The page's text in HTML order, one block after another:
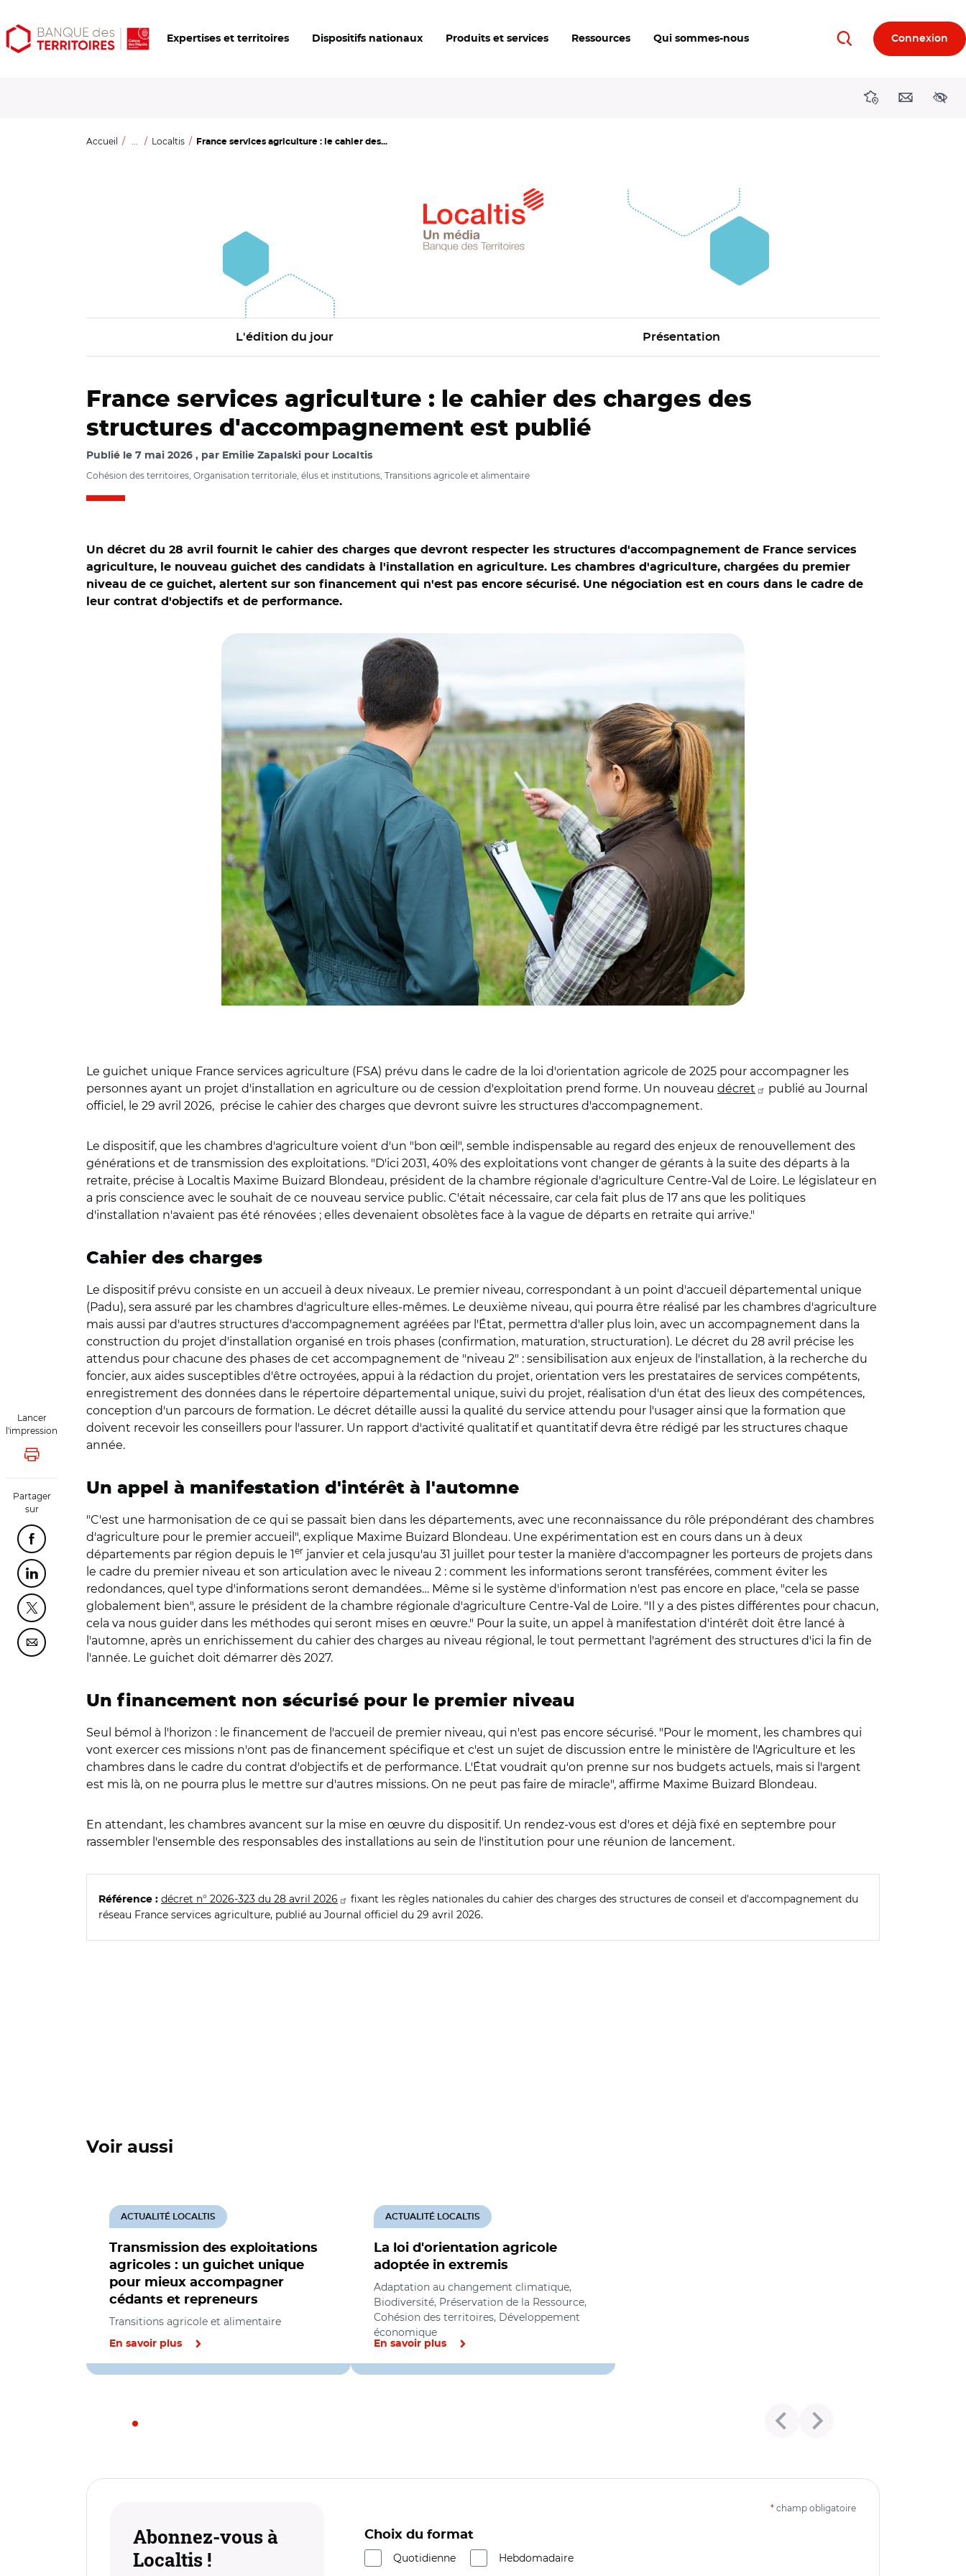
Aller
au
Aller
au
Ouvrir
les
Expertises et territoires Dispositifs nationaux Produits et services Ressources Qui sommes-nous RechercherConnexion
DirectionsContact
Accueil ... Localtis France services agriculture : le cahier des...
L'édition du jour Présentation
Lancer
l'impression
Lancer l'impression
Partager
sur
Partager cette page sur Facebook
Partager cette page sur Linkedin
Partager cette page sur Twitter
Partager cette page sur Courriel
France services agriculture : le cahier des charges des
structures d'accompagnement est publié
Publié le 7 mai 2026 par Emilie Zapalski pour Localtis
Cohésion des territoires, Organisation territoriale, élus et institutions, Transitions agricole et alimentaire
Un décret du 28 avril fournit le cahier des charges que devront respecter les structures d'accompagnement de France services
agriculture, le nouveau guichet des candidats à l'installation en agriculture. Les chambres d'agriculture, chargées du premier
niveau de ce guichet, alertent sur son financement qui n'est pas encore sécurisé. Une négociation est en cours dans le cadre de
leur contrat d'objectifs et de performance.
Le guichet unique France services agriculture (FSA) prévu dans le cadre de la loi d'orientation agricole de 2025 pour accompagner les
personnes ayant un projet d'installation en agriculture ou de cession d'exploitation prend forme. Un nouveau décret
publié au Journal
officiel, le 29 avril 2026, précise le cahier des charges que devront suivre les structures d'accompagnement.
Le dispositif, que les chambres d'agriculture voient d'un "bon œil", semble indispensable au regard des enjeux de renouvellement des
générations et de transmission des exploitations. "D'ici 2031, 40% des exploitations vont changer de gérants à la suite des départs à la
retraite, précise à Localtis Maxime Buizard Blondeau, président de la chambre régionale d'agriculture Centre-Val de Loire. Le législateur en
a pris conscience avec le souhait de ce nouveau service public. C'était nécessaire, car cela fait plus de 17 ans que les politiques
d'installation n'avaient pas été rénovées ; elles devenaient obsolètes face à la vague de départs en retraite qui arrive."
Cahier des charges
Le dispositif prévu consiste en un accueil à deux niveaux. Le premier niveau, correspondant à un point d'accueil départemental unique
(Padu), sera assuré par les chambres d'agriculture elles-mêmes. Le deuxième niveau, qui pourra être réalisé par les chambres d'agriculture
mais aussi par d'autres structures d'accompagnement agréées par l'État, permettra d'aller plus loin, avec un accompagnement dans la
construction du projet d'installation organisé en trois phases (confirmation, maturation, structuration). Le décret du 28 avril précise les
attendus pour chacune des phases de cet accompagnement de "niveau 2" : sensibilisation aux enjeux de l'installation, à la recherche du
foncier, aux aides susceptibles d'être octroyées, appui à la rédaction du projet, orientation vers les prestataires de services compétents,
enregistrement des données dans le répertoire départemental unique, suivi du projet, réalisation d'un état des lieux des compétences,
conception d'un parcours de formation. Le décret détaille aussi la qualité du service attendu pour l'usager ainsi que la formation que
doivent recevoir les conseillers pour l'assurer. Un rapport d'activité qualitatif et quantitatif devra être rédigé par les structures chaque
année.
Un appel à manifestation d'intérêt à l'automne
"C'est une harmonisation de ce qui se passait bien dans les départements, avec une reconnaissance du rôle prépondérant des chambres
d'agriculture pour le premier accueil", explique Maxime Buizard Blondeau. Une expérimentation est en cours dans un à deux
départements par région depuis le 1er janvier et cela jusqu'au 31 juillet pour tester la manière d'accompagner les porteurs de projets dans
le cadre du premier niveau et son articulation avec le niveau 2 : comment les informations seront transférées, comment éviter les
redondances, quel type d'informations seront demandées… Même si le système d'information n'est pas encore en place, "cela se passe
globalement bien", assure le président de la chambre régionale d'agriculture Centre-Val de Loire. "Il y a des pistes différentes pour chacun,
cela va nous guider dans les méthodes qui seront mises en œuvre." Pour la suite, un appel à manifestation d'intérêt doit être lancé à
l'automne, après un enrichissement du cahier des charges au niveau régional, le tout permettant l'agrément des structures d'ici la fin de
l'année. Le guichet doit démarrer dès 2027.
Un financement non sécurisé pour le premier niveau
Seul bémol à l'horizon : le financement de l'accueil de premier niveau, qui n'est pas encore sécurisé. "Pour le moment, les chambres qui
vont exercer ces missions n'ont pas de financement spécifique et c'est un sujet de discussion entre le ministère de l'Agriculture et les
chambres dans le cadre du contrat d'objectifs et de performance. L'État voudrait qu'on prenne sur nos budgets actuels, mais si l'argent
est mis là, on ne pourra plus le mettre sur d'autres missions. On ne peut pas faire de miracle", affirme Maxime Buizard Blondeau.
En attendant, les chambres avancent sur la mise en œuvre du dispositif. Un rendez-vous est d'ores et déjà fixé en septembre pour
rassembler l'ensemble des responsables des installations au sein de l'institution pour une réunion de lancement.
Référence : décret n° 2026-323 du 28 avril 2026
fixant les règles nationales du cahier des charges des structures de conseil et d'accompagnement du
réseau France services agriculture, publié au Journal officiel du 29 avril 2026.
Voir aussi
Transmission des exploitations
agricoles : un guichet unique
pour mieux accompagner
cédants et repreneurs
ACTUALITÉ LOCALTIS
Transitions agricole et alimentaire
En savoir plus
La loi d'orientation agricole
adoptée in extremis
ACTUALITÉ LOCALTIS
Adaptation au changement climatique,
Biodiversité, Préservation de la Ressource,
Cohésion des territoires, Développement
économique
En savoir plus
Abonnez-vous à
Localtis !
* champ obligatoire
Choix du format
Quotidienne
Hebdomadaire